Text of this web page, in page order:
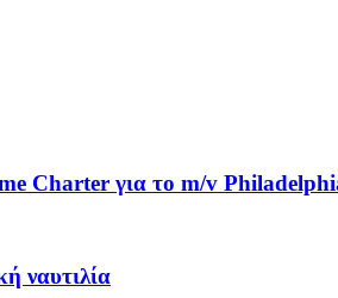
Charter για το m/v
ναυτιλία